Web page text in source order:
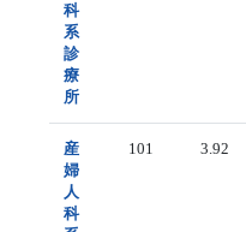
科
系
診
療
所
産
婦
人
科
101 3.92